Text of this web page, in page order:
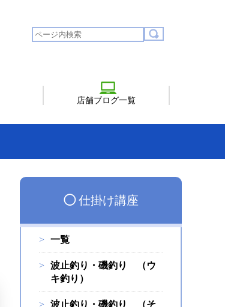
店舗ブログ一覧
◯仕掛け講座
一覧
波止釣り・磯釣り （ウ
キ釣り）
波止釣り・磯釣り （そ